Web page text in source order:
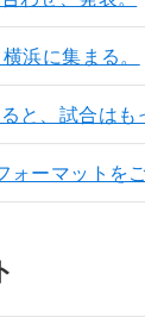
浜に集まる。
と、試合はも
ーマットを